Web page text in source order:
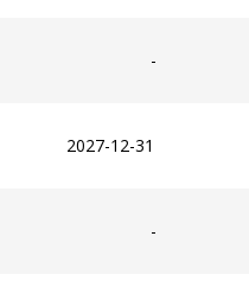
-
2027-12-31
-